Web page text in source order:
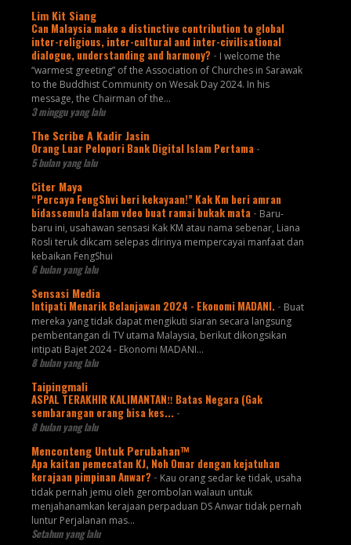
Lim Kit Siang
Can Malaysia make a distinctive contribution to global
inter-religious, inter-cultural and inter-civilisational
dialogue, understanding and harmony? - I welcome the
“warmest greeting” of the Association of Churches in Sarawak
to the Buddhist Community on Wesak Day 2024. In his
message, the Chairman of the...
3 minggu yang lalu
The Scribe A Kadir Jasin
Orang Luar Pelopori Bank Digital Islam Pertama -
5 bulan yang lalu
Citer Maya
“Percaya FengShvi beri kekayaan!” Kak Km beri amran
bidassemula dalam vdeo buat ramai bukak mata - Baru-
baru ini, usahawan sensasi Kak KM atau nama sebenar, Liana
Rosli teruk dikcam selepas dirinya mempercayai manfaat dan
kebaikan FengShui
6 bulan yang lalu
Sensasi Media
Intipati Menarik Belanjawan 2024 - Ekonomi MADANI. - Buat
mereka yang tidak dapat mengikuti siaran secara langsung
pembentangan di TV utama Malaysia, berikut dikongsikan
intipati Bajet 2024 - Ekonomi MADANI...
8 bulan yang lalu
Taipingmali
ASPAL TERAKHIR KALIMANTAN‼️ Batas Negara (Gak
sembarangan orang bisa kes... -
8 bulan yang lalu
Menconteng Untuk Perubahan™
Apa kaitan pemecatan KJ, Noh Omar dengan kejatuhan
kerajaan pimpinan Anwar? - Kau orang sedar ke tidak, usaha
tidak pernah jemu oleh gerombolan walaun untuk
menjahanamkan kerajaan perpaduan DS Anwar tidak pernah
luntur Perjalanan mas...
Setahun yang lalu